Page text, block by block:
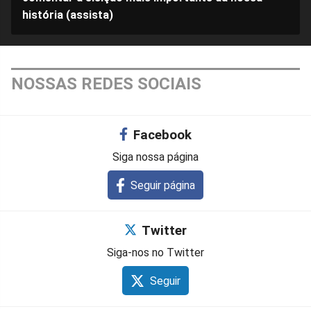
história (assista)
NOSSAS REDES SOCIAIS
Facebook
Siga nossa página
Seguir página
Twitter
Siga-nos no Twitter
Seguir